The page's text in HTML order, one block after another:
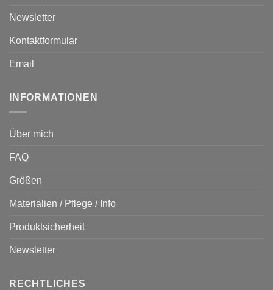
Newsletter
Kontaktformular
Email
INFORMATIONEN
Über mich
FAQ
Größen
Materialien / Pflege / Info
Produktsicherheit
Newsletter
RECHTLICHES